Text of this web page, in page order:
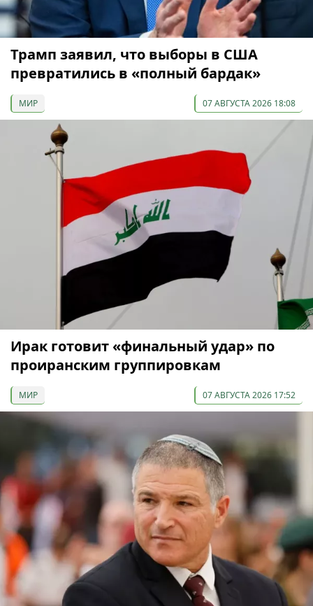
Трамп заявил, что выборы в США
превратились в «полный бардак»
МИР 07 АВГУСТА 2026 18:08
Ирак готовит «финальный удар» по
проиранским группировкам
МИР 07 АВГУСТА 2026 17:52